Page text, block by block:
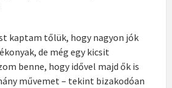
kaptam tőlük, hogy nagyon jók
de még egy kicsit
benne, hogy idővel majd ők is
művemet – tekint bizakodóan